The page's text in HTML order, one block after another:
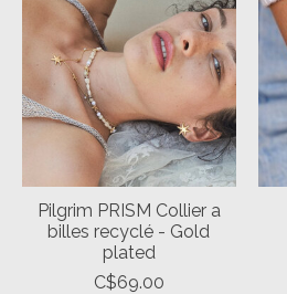
Pilgrim PRISM Collier a
billes recyclé - Gold
plated
C$69.00